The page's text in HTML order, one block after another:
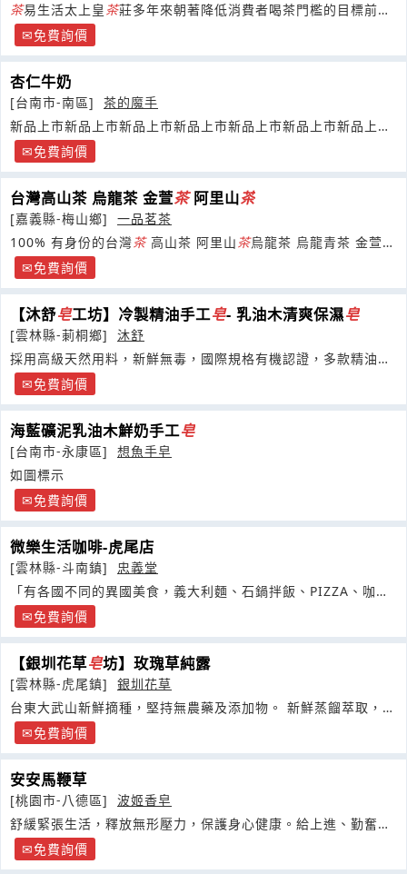
茶易生活太上皇茶莊多年來朝著降低消費者喝茶門檻的目標前
進。免費詢價
杏仁牛奶
[台南市-南區]
茶的魔手
新品上市新品上市新品上市新品上市新品上市新品上市新品上市
新品上市新品上市新品上市新品上市新品上市新品上市新品上市
新品上市新品上市新品上市新品上市新品上市新品上市新品上市
新品上市新品上市新品上市新品上市
免費詢價
台灣高山茶 烏龍茶 金萱茶 阿里山茶
[嘉義縣-梅山鄉]
一品茗茶
100% 有身份的台灣茶高山茶 阿里山茶烏龍茶 烏龍青茶 金萱茶
茶農自產自售..
免費詢價
【沐舒皂工坊】冷製精油手工皂- 乳油木清爽保濕皂
[雲林縣-莿桐鄉]
沐舒
採用高級天然用料，新鮮無毒，國際規格有機認證，多款精油手
工皂推薦
免費詢價
海藍礦泥乳油木鮮奶手工皂
[台南市-永康區]
想魚手皂
如圖標示
免費詢價
微樂生活咖啡-虎尾店
[雲林縣-斗南鎮]
忠義堂
「有各國不同的異國美食，義大利麵、石鍋拌飯、PIZZA、咖哩
飯 免費詢價
【銀圳花草皂坊】玫瑰草純露
[雲林縣-虎尾鎮]
銀圳花草
台東大武山新鮮摘種，堅持無農藥及添加物。 新鮮蒸餾萃取，保
有植物營養與香氣
免費詢價
安安馬鞭草
[桃園市-八德區]
波姬香皂
舒緩緊張生活，釋放無形壓力，保護身心健康。給上進、勤奮、
積極的大男孩
免費詢價